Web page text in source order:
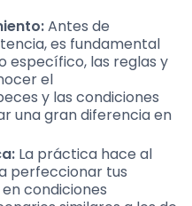
Antes de
es fundamental
específico, las reglas y
el
y las condiciones
una gran diferencia en
La práctica hace al
perfeccionar tus
condiciones